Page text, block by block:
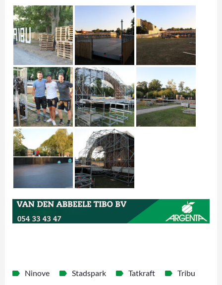
Ninove Stadspark Tatkraft Tribu